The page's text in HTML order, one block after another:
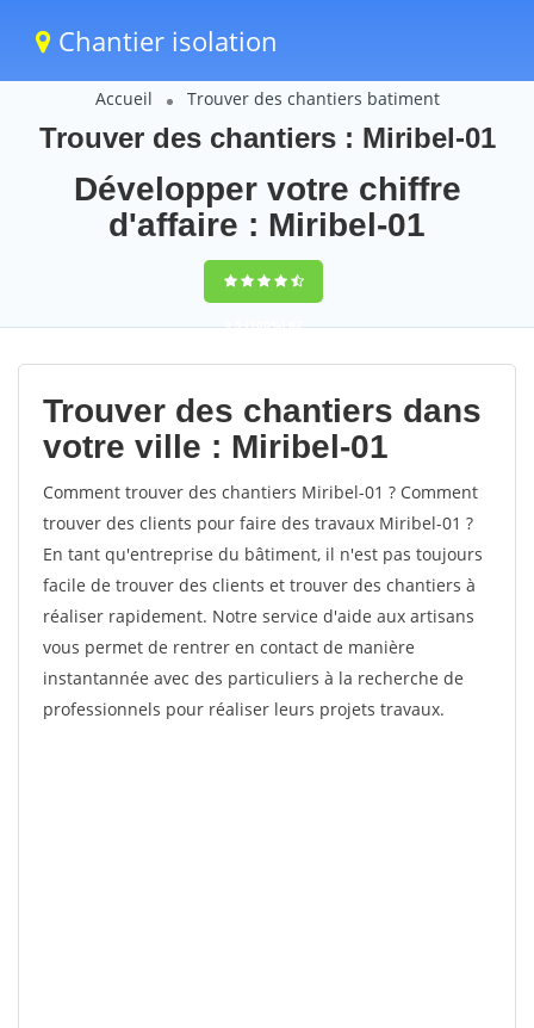
Chantier isolation
Accueil Trouver des chantiers batiment
Trouver des chantiers : Miribel-01
Développer votre chiffre
d'affaire : Miribel-01
9,5(100%)62
votes
Trouver des chantiers dans
votre ville : Miribel-01
Comment trouver des chantiers Miribel-01 ? Comment
trouver des clients pour faire des travaux Miribel-01 ?
En tant qu'entreprise du bâtiment, il n'est pas toujours
facile de trouver des clients et trouver des chantiers à
réaliser rapidement. Notre service d'aide aux artisans
vous permet de rentrer en contact de manière
instantannée avec des particuliers à la recherche de
professionnels pour réaliser leurs projets travaux.